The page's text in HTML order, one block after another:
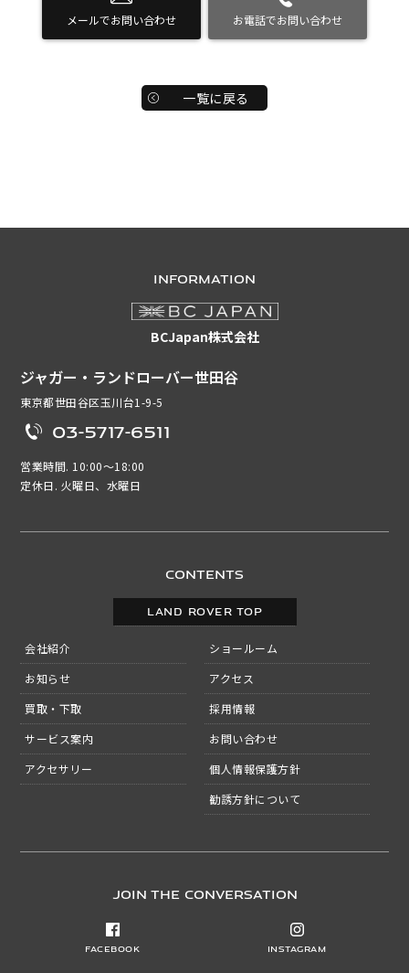
メールでお問い合わせ お電話でお問い合わせ
一覧に戻る
CONTENTS
LAND ROVER TOP
会社紹介
お知らせ
買取・下取
サービス案内
アクセサリー
ショールーム
アクセス
採用情報
お問い合わせ
個人情報保護方針
勧誘方針について
INFORMATION
BCJapan株式会社
ジャガー・ランドローバー世田谷
東京都世田谷区玉川台1-9-5
03-5717-6511
営業時間. 10:00～18:00
定休日. 火曜日、水曜日
JOIN THE CONVERSATION
Facebook Instagram